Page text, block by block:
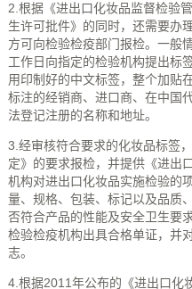
2.根据《进出口化妆品监督检验
生许可批件》的同时，还需要办
方可向检验检疫部门报检。一般
工作日向指定的检验机构提出标
用印制好的中文标签，整个加贴
标注的经销商、进口商、在中国
法登记注册的名称和地址。
3.经审核符合要求的化妆品标签
定》的要求报检，并提供《进出
机构对进出口化妆品实施检验的
量、规格、包装、标记以及品质
否符合产品的性能及安全卫生要
检验检疫机构出具合格单证，并
志。
4.根据2011年公布的《进出口化